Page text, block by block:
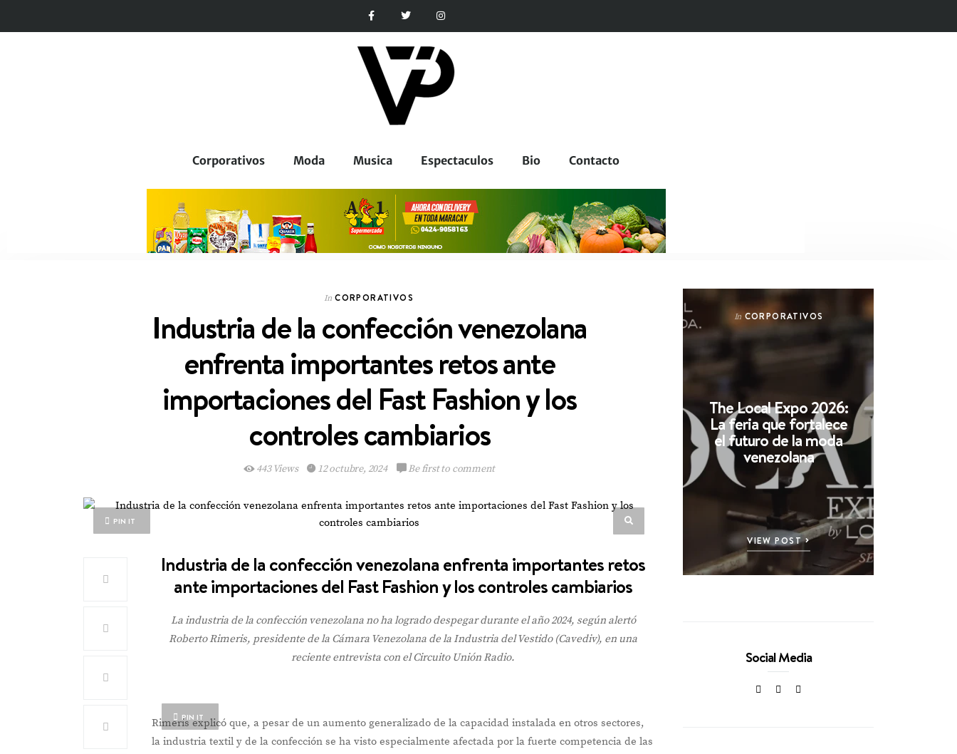
Corporativos Moda Musica Espectaculos Bio Contacto
In CORPORATIVOS
Industria de la confección venezolana
enfrenta importantes retos ante
importaciones del Fast Fashion y los
controles cambiarios
443 Views 12 octubre, 2024 Be first to comment
PIN IT
Industria de la confección venezolana enfrenta importantes retos
ante importaciones del Fast Fashion y los controles cambiarios
La industria de la confección venezolana no ha logrado despegar durante el año 2024, según alertó
Roberto Rimeris, presidente de la Cámara Venezolana de la Industria del Vestido (Cavediv), en una
reciente entrevista con el Circuito Unión Radio.
PIN IT
Rimeris explicó que, a pesar de un aumento generalizado de la capacidad instalada en otros sectores,
la industria textil y de la confección se ha visto especialmente afectada por la fuerte competencia de las
Emely Barile pisa
fuerte en el Reina
Hispanoamericana
In CORPORATIVOS
The Local Expo 2026:
La feria que fortalece
el futuro de la moda
venezolana
VIEW POST
Social Media